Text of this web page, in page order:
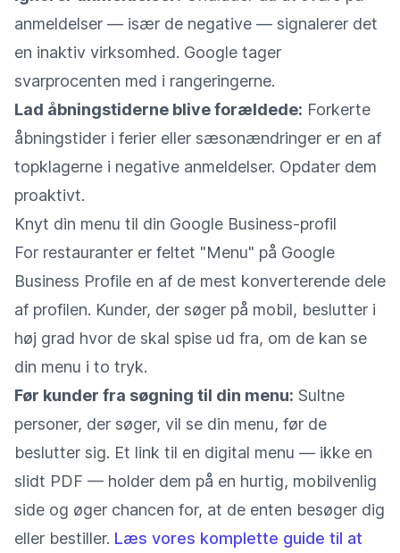
anmeldelser — især de negative — signalerer det
en inaktiv virksomhed. Google tager
svarprocenten med i rangeringerne.
Lad åbningstiderne blive forældede: Forkerte
åbningstider i ferier eller sæsonændringer er en af
topklagerne i negative anmeldelser. Opdater dem
proaktivt.
Knyt din menu til din Google Business-profil
For restauranter er feltet "Menu" på Google
Business Profile en af de mest konverterende dele
af profilen. Kunder, der søger på mobil, beslutter i
høj grad hvor de skal spise ud fra, om de kan se
din menu i to tryk.
Før kunder fra søgning til din menu: Sultne
personer, der søger, vil se din menu, før de
beslutter sig. Et link til en digital menu — ikke en
slidt PDF — holder dem på en hurtig, mobilvenlig
side og øger chancen for, at de enten besøger dig
eller bestiller. Læs vores komplette guide til at